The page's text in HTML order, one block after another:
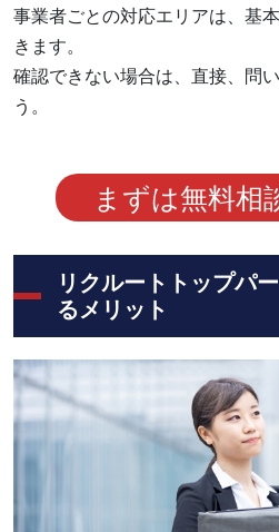
事業者ごとの対応エリアは、基
きます。
確認できない場合は、直接、問
う。
まずは無料
リクルートトップパ
るメリット